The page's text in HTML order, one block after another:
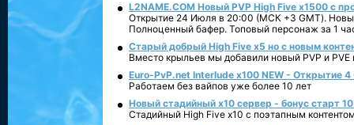
L2NAME.COM Новый PVP High Five x1500 с
Открытие 24 Июля в 20:00 (МСК +3 GMT).
Полноценный бафер. Топовый персонаж за 1
Старый добрый High Five x5 но с новым
Вместо крыльев мы добавили новый PVP и PVE
Euro-PvP.net Interlude х100 NEW - Открытие 4
Работаем без вайпов уже более 10 лет
Новый стадийный х10 сервер - бонус старт
Стадийный High Five x10 с поэтапным